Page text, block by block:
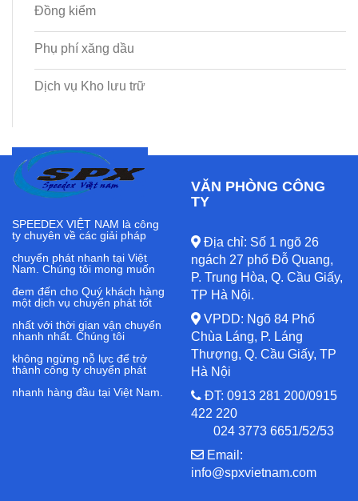
Đồng kiểm
Phụ phí xăng dầu
Dịch vụ Kho lưu trữ
SPEEDEX VIỆT NAM là công
ty chuyên về các giải pháp
chuyển phát nhanh tại Việt
Nam. Chúng tôi mong muốn
đem đến cho Quý khách hàng
một dịch vụ chuyển phát tốt
nhất với thời gian vận chuyển
nhanh nhất. Chúng tôi
không ngừng nỗ lực để trở
thành công ty chuyển phát
nhanh hàng đầu tại Việt Nam.
VĂN PHÒNG CÔNG
TY
Địa chỉ: Số 1 ngõ 26
ngách 27 phố Đỗ Quang,
P. Trung Hòa, Q. Cầu Giấy,
TP Hà Nội.
VPDD: Ngõ 84 Phố
Chùa Láng, P. Láng
Thượng, Q. Cầu Giấy, TP
Hà Nội
ĐT: 0913 281 200/0915
422 220
024 3773 6651/52/53
Email:
info@spxvietnam.com